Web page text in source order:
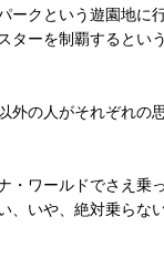
ークという遊園地に
ターを制覇するとい
外の人がそれぞれの
・ワールドでさえ乗
、いや、絶対乗らな